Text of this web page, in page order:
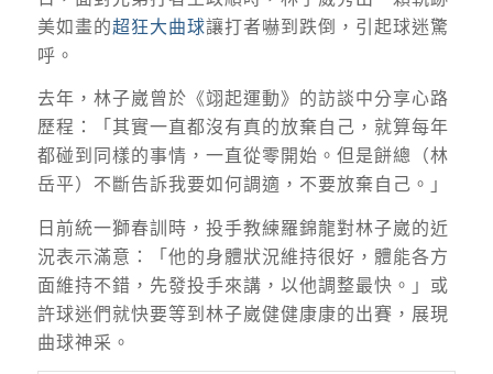
美如畫的超狂大曲球讓打者嚇到跌倒，引起球迷驚
呼。
去年，林子崴曾於《翊起運動》的訪談中分享心路
歷程：「其實一直都沒有真的放棄自己，就算每年
都碰到同樣的事情，一直從零開始。但是餅總（林
岳平）不斷告訴我要如何調適，不要放棄自己。」
日前統一獅春訓時，投手教練羅錦龍對林子崴的近
況表示滿意：「他的身體狀況維持很好，體能各方
面維持不錯，先發投手來講，以他調整最快。」或
許球迷們就快要等到林子崴健健康康的出賽，展現
曲球神采。